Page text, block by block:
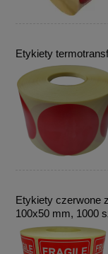
Etykiety
Etykiety czerwone
100x50 mm, 1000